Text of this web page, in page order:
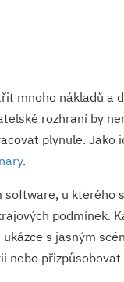
mnoho nákladů a
rozhraní by
plynule.
.
software, u
podmínek.
s jasným
nebo přizpůsobovat